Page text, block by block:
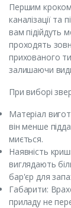
Першим
каналізації
вам підійдуть
проходять
прихованого
залишаючи
При виборі
Матеріал
він менше
миється.
Наявність
виглядають
бар'єр для
Габарити:
приладу не